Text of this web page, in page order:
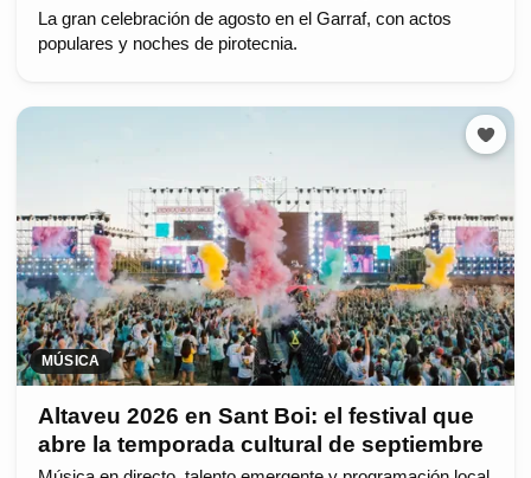
La gran celebración de agosto en el Garraf, con actos
populares y noches de pirotecnia.
MÚSICA
Altaveu 2026 en Sant Boi: el festival que
abre la temporada cultural de septiembre